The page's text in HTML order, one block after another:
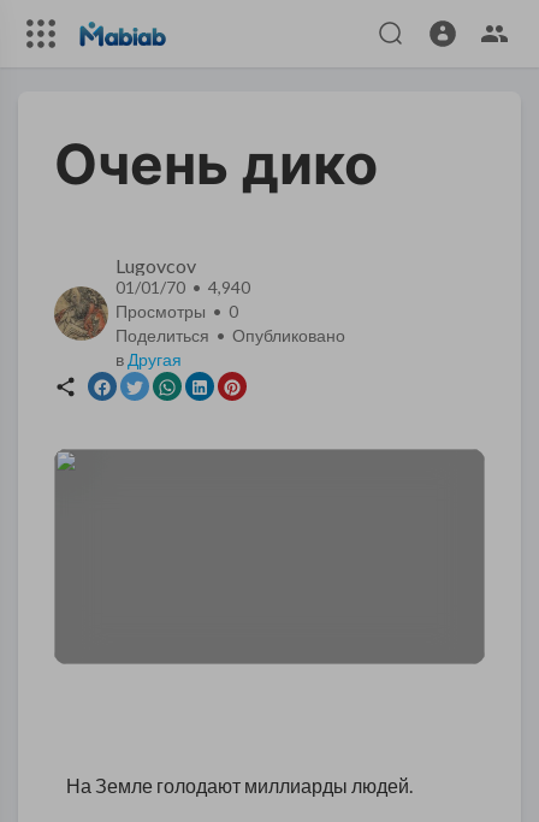
Очень дико
Lugovcov
01/01/70 • 4,940
Просмотры • 0
Поделиться • Опубликовано
в Другая
На Земле голодают миллиарды людей.